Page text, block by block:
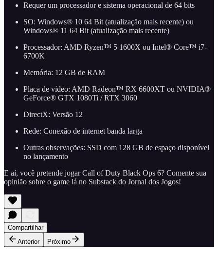
Requer um processador e sistema operacional de 64 bits
SO: Windows® 10 64 Bit (atualização mais recente) ou
Windows® 11 64 Bit (atualização mais recente)
Processador: AMD Ryzen™ 5 1600X ou Intel® Core™ i7-
6700K
Memória: 12 GB de RAM
Placa de vídeo: AMD Radeon™ RX 6600XT ou NVIDIA®
GeForce® GTX 1080Ti / RTX 3060
DirectX: Versão 12
Rede: Conexão de internet banda larga
Outras observações: SSD com 128 GB de espaço disponível
no lançamento
E aí, você pretende jogar Call of Duty Black Ops 6? Comente sua
opinião sobre o game lá no Substack do Jornal dos Jogos!
Compartilhar
Anterior
Próximo